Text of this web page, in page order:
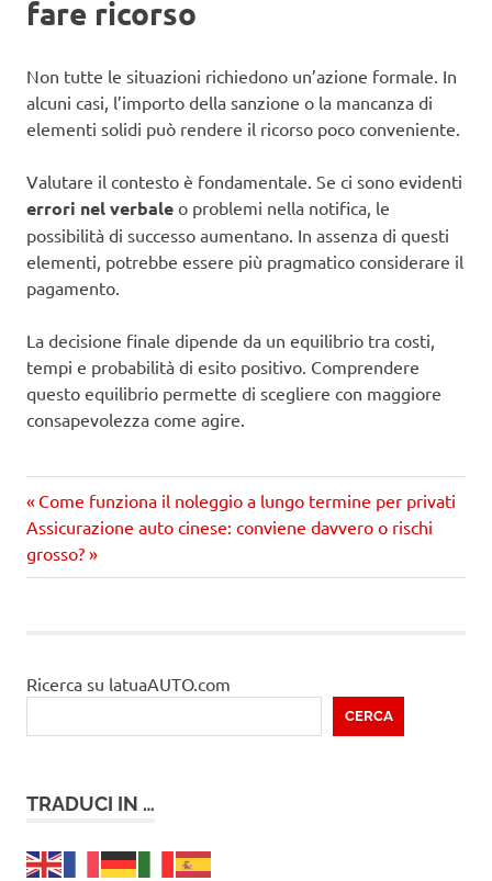
fare ricorso
Non tutte le situazioni richiedono un’azione formale. In
alcuni casi, l’importo della sanzione o la mancanza di
elementi solidi può rendere il ricorso poco conveniente.
Valutare il contesto è fondamentale. Se ci sono evidenti
errori nel verbale o problemi nella notifica, le
possibilità di successo aumentano. In assenza di questi
elementi, potrebbe essere più pragmatico considerare il
pagamento.
La decisione finale dipende da un equilibrio tra costi,
tempi e probabilità di esito positivo. Comprendere
questo equilibrio permette di scegliere con maggiore
consapevolezza come agire.
Navigazione
articoli
Precedente
articolo:
Come funziona il noleggio a lungo termine per privati
Prossimo
articolo
Assicurazione auto cinese: conviene davvero o rischi
grosso?
Ricerca su latuaAUTO.com
CERCA
TRADUCI IN …